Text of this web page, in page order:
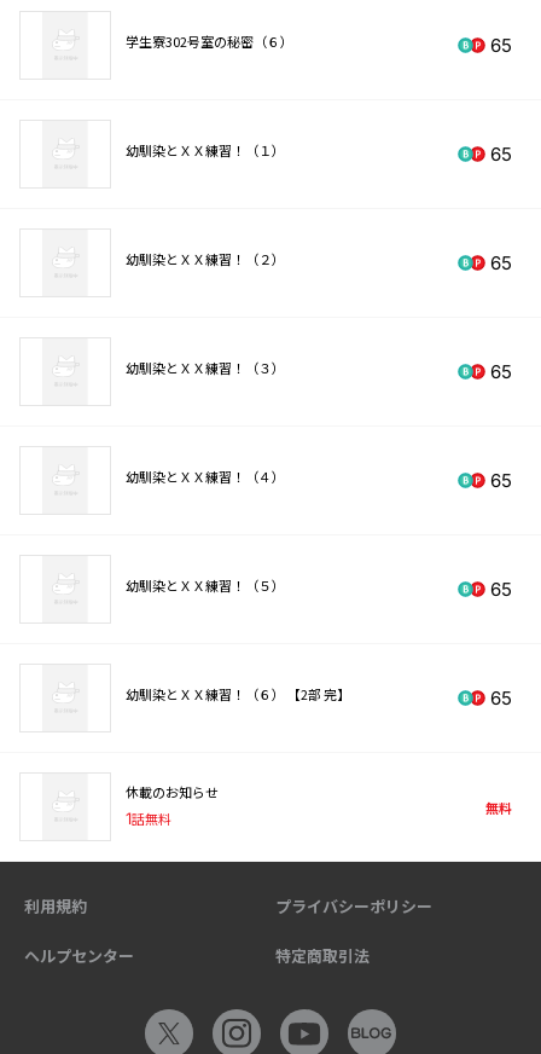
学生寮302号室の秘密（６） 65
幼馴染とＸＸ練習！（１） 65
幼馴染とＸＸ練習！（２） 65
幼馴染とＸＸ練習！（３） 65
幼馴染とＸＸ練習！（４） 65
幼馴染とＸＸ練習！（５） 65
幼馴染とＸＸ練習！（６） 【2部 完】 65
休載のお知らせ
1話無料
無料
利用規約 プライバシーポリシー
ヘルプセンター 特定商取引法